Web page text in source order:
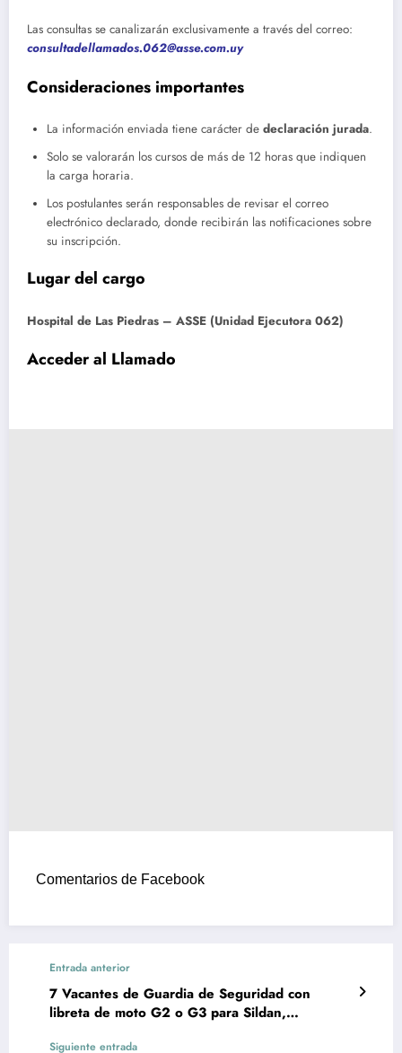
Las consultas se canalizarán exclusivamente a través del correo:
consultadellamados.062@asse.com.uy
Consideraciones importantes
La información enviada tiene carácter de declaración jurada.
Solo se valorarán los cursos de más de 12 horas que indiquen
la carga horaria.
Los postulantes serán responsables de revisar el correo
electrónico declarado, donde recibirán las notificaciones sobre
su inscripción.
Lugar del cargo
Hospital de Las Piedras – ASSE (Unidad Ejecutora 062)
Acceder al Llamado
Comentarios de Facebook
Entrada anterior
7 Vacantes de Guardia de Seguridad con
libreta de moto G2 o G3 para Sildan,
Siguiente entrada